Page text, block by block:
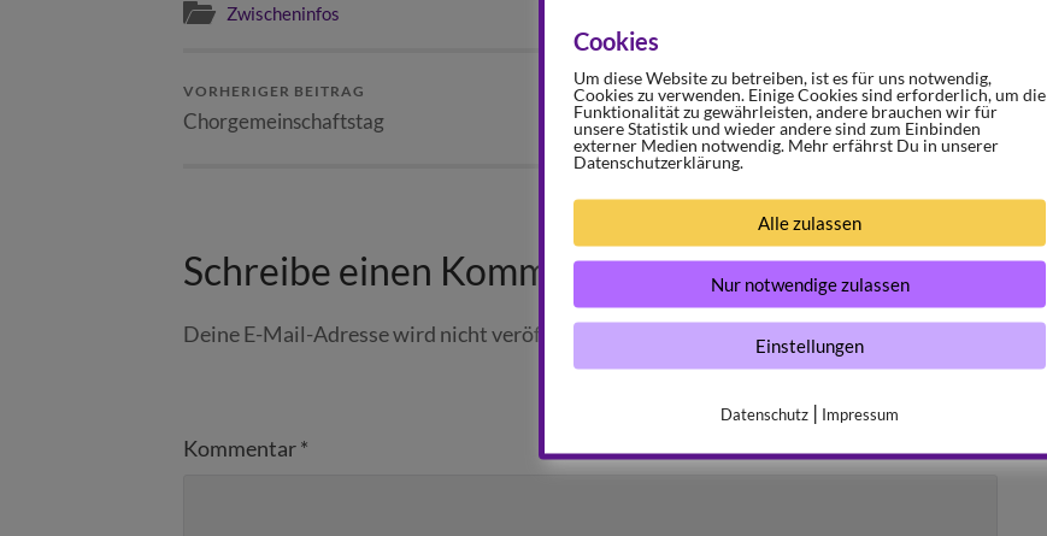
Zwischeninfos
VORHERIGER BEITRAG
Chorgemeinschaftstag
NÄCHSTER BEITRAG
50 Chorproben
Schreibe einen Kommentar
Deine E-Mail-Adresse wird nicht veröffentlicht. Erforderliche Felder sind mit
Kommentar*
Cookies
Um diese Website zu betreiben, ist es für uns notwendig,
Cookies zu verwenden. Einige Cookies sind erforderlich, um die
Funktionalität zu gewährleisten, andere brauchen wir für
unsere Statistik und wieder andere sind zum Einbinden
externer Medien notwendig. Mehr erfährst Du in unserer
Datenschutzerklärung.
Alle zulassen
Nur notwendige zulassen
Einstellungen
Datenschutz | Impressum